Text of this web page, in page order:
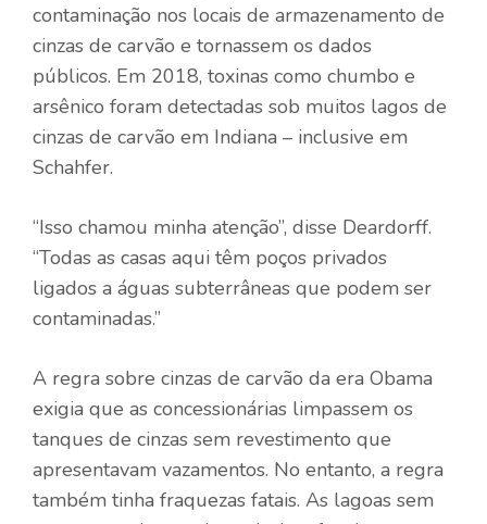
contaminação nos locais de armazenamento de
cinzas de carvão e tornassem os dados
públicos. Em 2018, toxinas como chumbo e
arsênico foram detectadas sob muitos lagos de
cinzas de carvão em Indiana – inclusive em
Schahfer.
“Isso chamou minha atenção”, disse Deardorff.
“Todas as casas aqui têm poços privados
ligados a águas subterrâneas que podem ser
contaminadas.”
A regra sobre cinzas de carvão da era Obama
exigia que as concessionárias limpassem os
tanques de cinzas sem revestimento que
apresentavam vazamentos. No entanto, a regra
também tinha fraquezas fatais. As lagoas sem